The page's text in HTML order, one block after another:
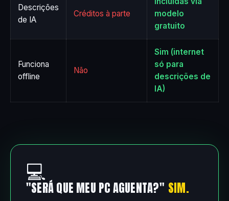
Descrições
de IA
Créditos à parte
modelo
gratuito
Funciona
offline
Não
Sim (internet
só para
descrições de
IA)
💻
"SERÁ QUE MEU PC AGUENTA?" SIM.